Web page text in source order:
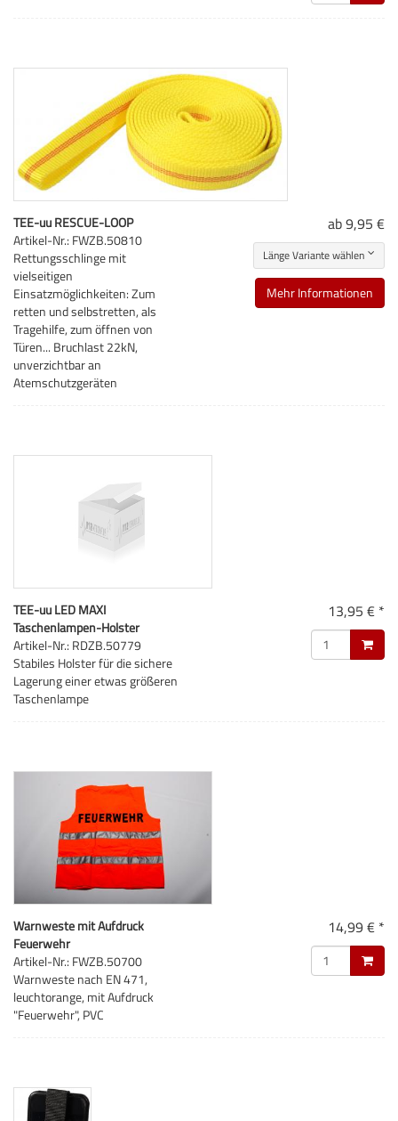
TEE-uu RESCUE-LOOP
Artikel-Nr.: FWZB.50810
Rettungsschlinge mit
vielseitigen
Einsatzmöglichkeiten: Zum
retten und selbstretten, als
Tragehilfe, zum öffnen von
Türen... Bruchlast 22kN,
unverzichtbar an
Atemschutzgeräten
ab 9,95 €
Länge Variante wählen
Mehr Informationen
TEE-uu LED MAXI
Taschenlampen-Holster
Artikel-Nr.: RDZB.50779
Stabiles Holster für die sichere
Lagerung einer etwas größeren
Taschenlampe
13,95 € *
Warnweste mit Aufdruck
Feuerwehr
Artikel-Nr.: FWZB.50700
Warnweste nach EN 471,
leuchtorange, mit Aufdruck
"Feuerwehr", PVC
14,99 € *